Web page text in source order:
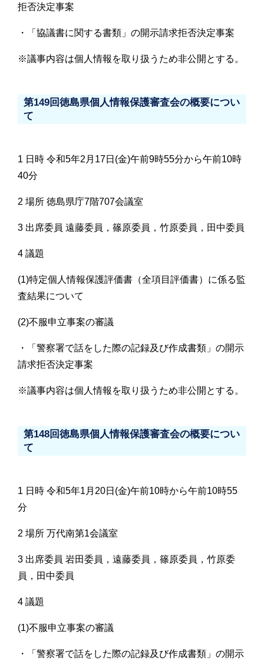
拒否決定事案
・「協議書に関する書類」の開示請求拒否決定事案
※議事内容は個人情報を取り扱うため非公開とする。
第149回徳島県個人情報保護審査会の概要につい
て
1 日時 令和5年2月17日(金)午前9時55分から午前10時
40分
2 場所 徳島県庁7階707会議室
3 出席委員 遠藤委員，篠原委員，竹原委員，田中委員
4 議題
(1)特定個人情報保護評価書（全項目評価書）に係る監
査結果について
(2)不服申立事案の審議
・「警察署で話をした際の記録及び作成書類」の開示
請求拒否決定事案
※議事内容は個人情報を取り扱うため非公開とする。
第148回徳島県個人情報保護審査会の概要につい
て
1 日時 令和5年1月20日(金)午前10時から午前10時55
分
2 場所 万代南第1会議室
3 出席委員 岩田委員，遠藤委員，篠原委員，竹原委
員，田中委員
4 議題
(1)不服申立事案の審議
・「警察署で話をした際の記録及び作成書類」の開示